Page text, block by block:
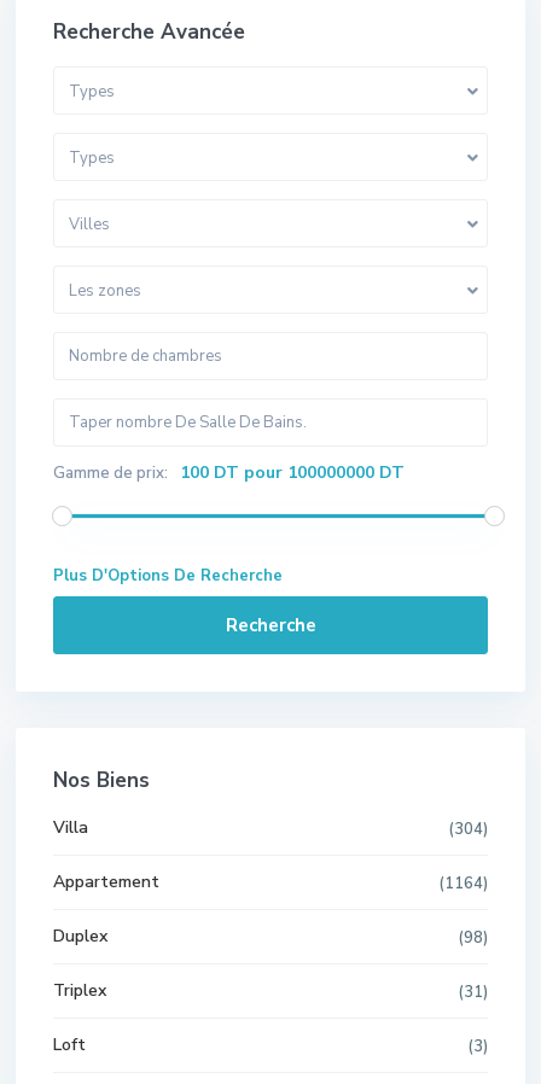
Recherche Avancée
Types
Types
Villes
Les zones
Gamme de prix: 100 DT pour 100000000 DT
Plus D'Options De Recherche
Recherche
Nos Biens
Villa (304)
Appartement (1164)
Duplex (98)
Triplex (31)
Loft (3)